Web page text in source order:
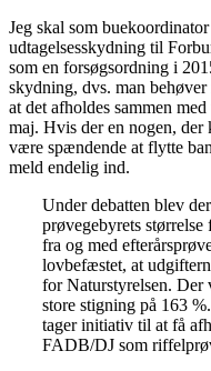
Jeg skal som
udtagelsesskydning til
som en forsøgsordning i
skydning, dvs. man
at det afholdes sammen
maj. Hvis der en nogen, der
være spændende at flytte
meld endelig ind.
Under debatten blev
prøvegebyrets
fra og med
lovbefæstet, at
for Naturstyrelsen. Der
store stigning på 163
tager initiativ til at få
FADB/DJ som